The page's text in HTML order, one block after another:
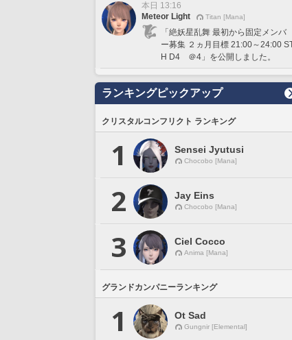
本日 13:16
Meteor Light
Titan [Mana]
「絶妖星乱舞 最初から固定メンバ
ー募集 ２ヵ月目標 21:00～24:00
H D4 ＠4」を公開しました。
ランキングピックアップ
クリスタルコンフリクト ランキング
1 Sensei Jyutusi
Chocobo [Mana]
2 Jay Eins
Chocobo [Mana]
3 Ciel Cocco
Anima [Mana]
グランドカンパニーランキング
1 Ot Sad
Gungnir [Elemental]